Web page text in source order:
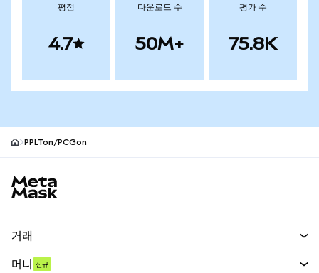
평점
4.7
다운로드 수
50M+
평가 수
75.8K
PPLTon/PCGon
거래
머니 신규